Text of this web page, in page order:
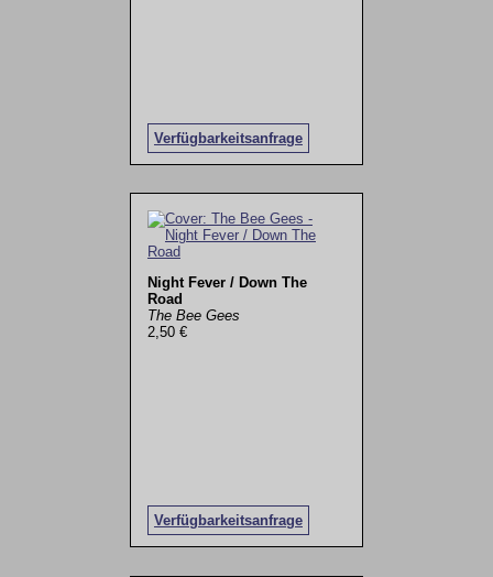
Verfügbarkeitsanfrage
Night Fever / Down The
Road
The Bee Gees
2,50 €
Verfügbarkeitsanfrage